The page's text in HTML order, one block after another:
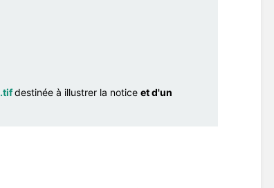
.tifdestinée à illustrer la noticeet d'un